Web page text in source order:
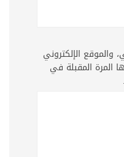
والموقع الإلكتروني
المرة المقبلة في